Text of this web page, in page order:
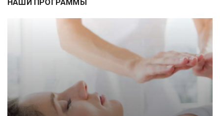
НАШИ ПРОГРАММЫ